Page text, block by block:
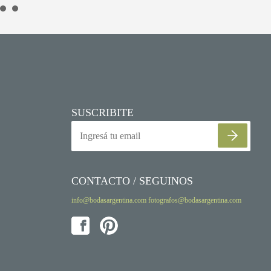
SUSCRIBITE
CONTACTO / SEGUINOS
info@bodasargentina.com fotografos@bodasargentina.com